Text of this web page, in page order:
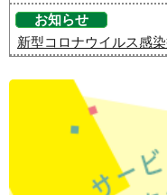
お知らせ
新型コロナウイルス感